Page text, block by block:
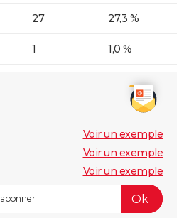
27 27,3 %
1 1,0 %
Voir un exemple
Voir un exemple
Voir un exemple